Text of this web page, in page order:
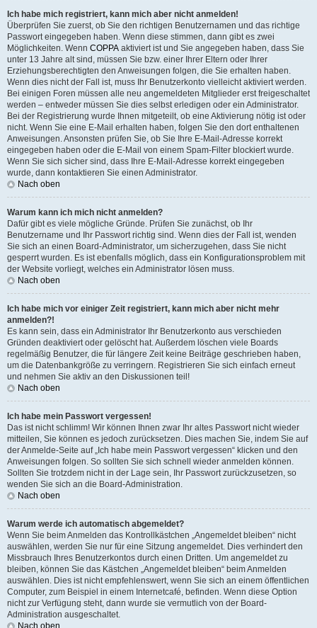
Ich habe mich registriert, kann mich aber nicht anmelden!
Überprüfen Sie zuerst, ob Sie den richtigen Benutzernamen und das richtige
Passwort eingegeben haben. Wenn diese stimmen, dann gibt es zwei
Möglichkeiten. Wenn COPPA aktiviert ist und Sie angegeben haben, dass Sie
unter 13 Jahre alt sind, müssen Sie bzw. einer Ihrer Eltern oder Ihrer
Erziehungsberechtigten den Anweisungen folgen, die Sie erhalten haben.
Wenn dies nicht der Fall ist, muss Ihr Benutzerkonto vielleicht aktiviert werden.
Bei einigen Foren müssen alle neu angemeldeten Mitglieder erst freigeschaltet
werden – entweder müssen Sie dies selbst erledigen oder ein Administrator.
Bei der Registrierung wurde Ihnen mitgeteilt, ob eine Aktivierung nötig ist oder
nicht. Wenn Sie eine E-Mail erhalten haben, folgen Sie den dort enthaltenen
Anweisungen. Ansonsten prüfen Sie, ob Sie Ihre E-Mail-Adresse korrekt
eingegeben haben oder die E-Mail von einem Spam-Filter blockiert wurde.
Wenn Sie sich sicher sind, dass Ihre E-Mail-Adresse korrekt eingegeben
wurde, dann kontaktieren Sie einen Administrator.
Nach oben
Warum kann ich mich nicht anmelden?
Dafür gibt es viele mögliche Gründe. Prüfen Sie zunächst, ob Ihr
Benutzername und Ihr Passwort richtig sind. Wenn dies der Fall ist, wenden
Sie sich an einen Board-Administrator, um sicherzugehen, dass Sie nicht
gesperrt wurden. Es ist ebenfalls möglich, dass ein Konfigurationsproblem mit
der Website vorliegt, welches ein Administrator lösen muss.
Nach oben
Ich habe mich vor einiger Zeit registriert, kann mich aber nicht mehr
anmelden?!
Es kann sein, dass ein Administrator Ihr Benutzerkonto aus verschieden
Gründen deaktiviert oder gelöscht hat. Außerdem löschen viele Boards
regelmäßig Benutzer, die für längere Zeit keine Beiträge geschrieben haben,
um die Datenbankgröße zu verringern. Registrieren Sie sich einfach erneut
und nehmen Sie aktiv an den Diskussionen teil!
Nach oben
Ich habe mein Passwort vergessen!
Das ist nicht schlimm! Wir können Ihnen zwar Ihr altes Passwort nicht wieder
mitteilen, Sie können es jedoch zurücksetzen. Dies machen Sie, indem Sie auf
der Anmelde-Seite auf „Ich habe mein Passwort vergessen“ klicken und den
Anweisungen folgen. So sollten Sie sich schnell wieder anmelden können.
Sollten Sie trotzdem nicht in der Lage sein, Ihr Passwort zurückzusetzen, so
wenden Sie sich an die Board-Administration.
Nach oben
Warum werde ich automatisch abgemeldet?
Wenn Sie beim Anmelden das Kontrollkästchen „Angemeldet bleiben“ nicht
auswählen, werden Sie nur für eine Sitzung angemeldet. Dies verhindert den
Missbrauch Ihres Benutzerkontos durch einen Dritten. Um angemeldet zu
bleiben, können Sie das Kästchen „Angemeldet bleiben“ beim Anmelden
auswählen. Dies ist nicht empfehlenswert, wenn Sie sich an einem öffentlichen
Computer, zum Beispiel in einem Internetcafé, befinden. Wenn diese Option
nicht zur Verfügung steht, dann wurde sie vermutlich von der Board-
Administration ausgeschaltet.
Nach oben